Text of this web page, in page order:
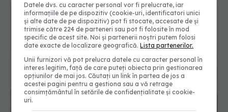
Osteoporoza, simptome și tratament. Testul de
10 minute care-ți arată dacă ai: Risc de moarte
Datele dvs. cu caracter personal vor fi prelucrate, iar
informațiile de pe dispozitiv (cookie-uri, identificatori unici
și alte date de pe dispozitiv) pot fi stocate, accesate de și
trimise către 224 de parteneri sau pot fi folosite în mod
specific de acest site. Noi și partenerii noștri putem folosi
date exacte de localizare geografică.Lista partenerilor.
Unii furnizori vă pot prelucra datele cu caracter personal în
interes legitim, față de care puteți obiecta prin gestionarea
opțiunilor de mai jos. Căutați un link în partea de jos a
acestei pagini pentru a gestiona sau a vă retrage
consimțământul în setările de confidențialitate și cookie-
uri.